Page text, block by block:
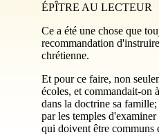
ÉPÎTRE AU LECTEUR
Ce a été une chose que
recommandation
chrétienne.
Et pour ce faire, non
écoles, et commandait-on
dans la doctrine sa
par les temples
qui doivent être communs